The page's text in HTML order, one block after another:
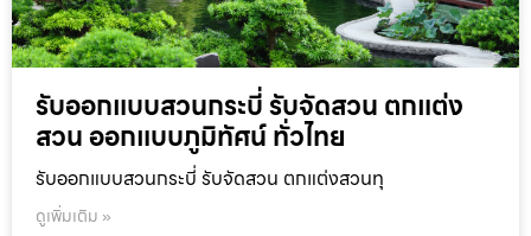
รับออกแบบสวนกระบี่ รับจัดสวน ตกแต่ง
สวน ออกแบบภูมิทัศน์ ทั่วไทย
รับออกแบบสวนกระบี่ รับจัดสวน ตกแต่งสวนทุ
ดูเพิ่มเติม »